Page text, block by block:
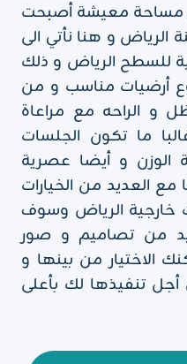
مساحة معيشة أصبحت
الرياض و هنا نأتي الى
للسطح الرياض و ذلك
أرضيات مناسب و من
و الراحه مع مراعاة
ما تكون الجلسات
و أيضا عصرية
العديد من الخيارات
خارجية الرياض وسوف
من تصاميم و صور
الاختيار من بينها و
تنفيذها لك بأعلى